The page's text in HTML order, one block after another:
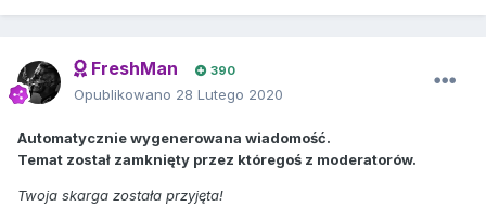
FreshMan 390
Opublikowano 28 Lutego 2020
Automatycznie wygenerowana wiadomość.
Temat został zamknięty przez któregoś z moderatorów.
Twoja skarga została przyjęta!